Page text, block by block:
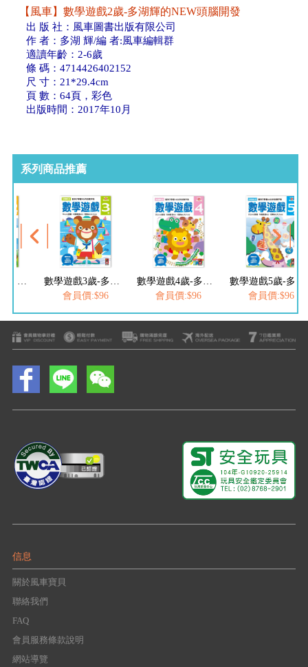
【風車】數學遊戲2歲-多湖輝的NEW頭腦開發
出 版 社：風車圖書出版有限公司
作 者：多湖 輝/編 者:風車編輯群
適讀年齡：2-6歲
條 碼：4714426402152
尺 寸：21*29.4cm
頁 數：64頁，彩色
出版時間：2017年10月
系列商品推薦
會員價:$96
會員價:$96
會員價:$96
信息
關於風車寶貝
聯絡我們
FAQ
會員服務條款說明
網站導覽